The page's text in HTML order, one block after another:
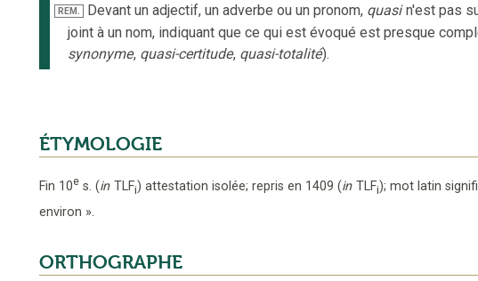
REM. Devant un adjectif, un adverbe ou un pronom, quasi n'est pas
joint à un nom, indiquant que ce qui est évoqué est presque
synonyme, quasi-certitude, quasi-totalité).
ÉTYMOLOGIE
Fin 10e s. (in TLFi) attestation isolée; repris en 1409 (in TLFi); mot latin
environ ».
ORTHOGRAPHE